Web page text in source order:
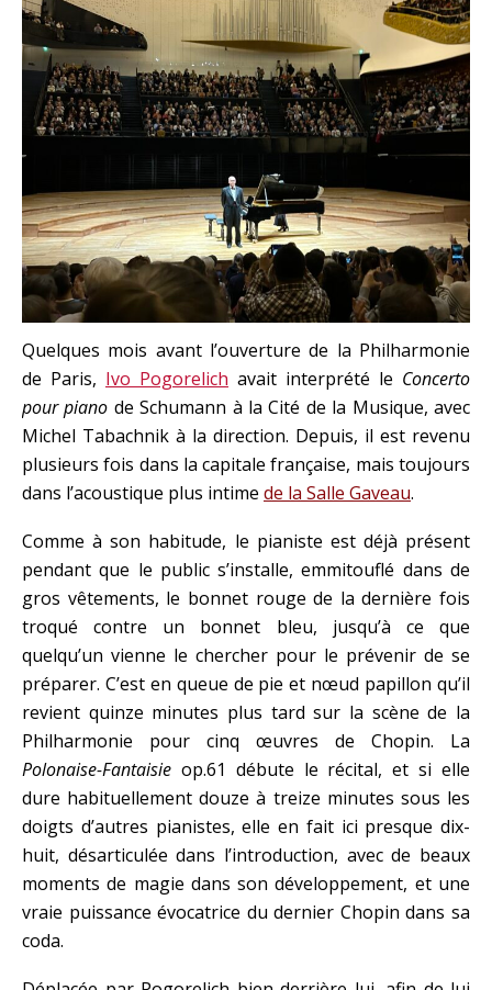
Quelques mois avant l’ouverture de la Philharmonie
de Paris, Ivo Pogorelich avait interprété le Concerto
pour piano de Schumann à la Cité de la Musique, avec
Michel Tabachnik à la direction. Depuis, il est revenu
plusieurs fois dans la capitale française, mais toujours
dans l’acoustique plus intime de la Salle Gaveau.
Comme à son habitude, le pianiste est déjà présent
pendant que le public s’installe, emmitouflé dans de
gros vêtements, le bonnet rouge de la dernière fois
troqué contre un bonnet bleu, jusqu’à ce que
quelqu’un vienne le chercher pour le prévenir de se
préparer. C’est en queue de pie et nœud papillon qu’il
revient quinze minutes plus tard sur la scène de la
Philharmonie pour cinq œuvres de Chopin. La
Polonaise-Fantaisie op.61 débute le récital, et si elle
dure habituellement douze à treize minutes sous les
doigts d’autres pianistes, elle en fait ici presque dix-
huit, désarticulée dans l’introduction, avec de beaux
moments de magie dans son développement, et une
vraie puissance évocatrice du dernier Chopin dans sa
coda.